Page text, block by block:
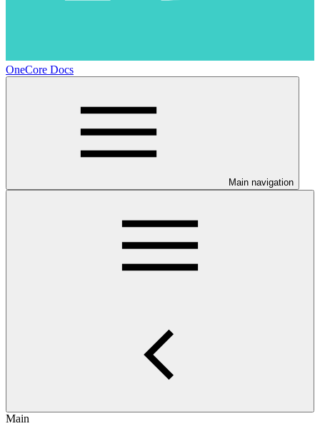
OneCore Docs
Main navigation
Main